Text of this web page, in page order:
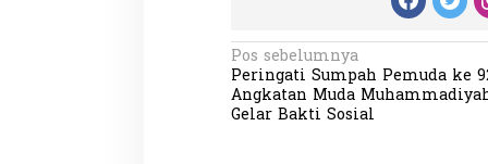
N
a
v
Pos sebelumnya
Peringati Sumpah Pemuda ke
Angkatan Muda
Gelar Bakti Sosial